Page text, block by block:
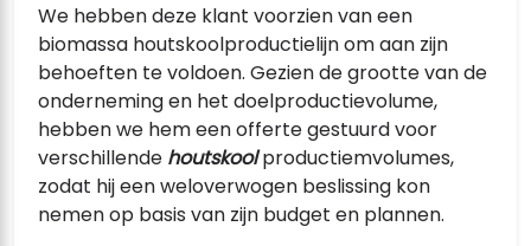
We hebben deze klant voorzien van een
biomassa houtskoolproductielijn om aan zijn
behoeften te voldoen. Gezien de grootte van de
onderneming en het doelproductievolume,
hebben we hem een offerte gestuurd voor
verschillende houtskoolproductiemvolumes,
zodat hij een weloverwogen beslissing kon
nemen op basis van zijn budget en plannen.